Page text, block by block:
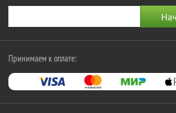
Принимаем к оплате: